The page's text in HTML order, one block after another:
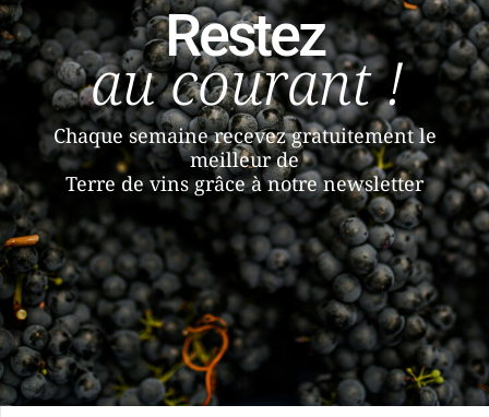
Restez
au courant !
Chaque semaine recevez gratuitement le
meilleur de
Terre de vins grâce à notre newsletter